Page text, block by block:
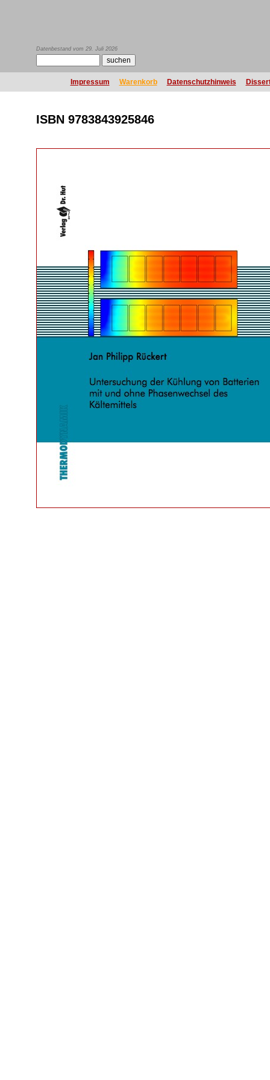
Datenbestand vom 29. Juli 2026
Impressum Warenkorb Datenschutzhinweis
ISBN 9783843925846